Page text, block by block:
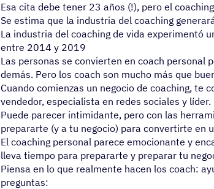
Esa cita debe tener 23 años (!), pero el
Se estima que la industria del coaching
La industria del coaching de vida experimentó
entre 2014 y 2019
Las personas se convierten en coach personal
demás. Pero los coach son mucho más que
Cuando comienzas un negocio de coaching, te
vendedor, especialista en redes sociales y líder.
Puede parecer intimidante, pero con las
prepararte (y a tu negocio) para convertirte en
El coaching personal parece emocionante y
lleva tiempo para prepararte y preparar tu
Piensa en lo que realmente hacen los coach:
preguntas: